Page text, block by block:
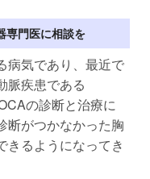
専門医に相談を
病気であり、最近で
脈疾患である
の診断と治療に
断がつかなかった胸
きるようになってき